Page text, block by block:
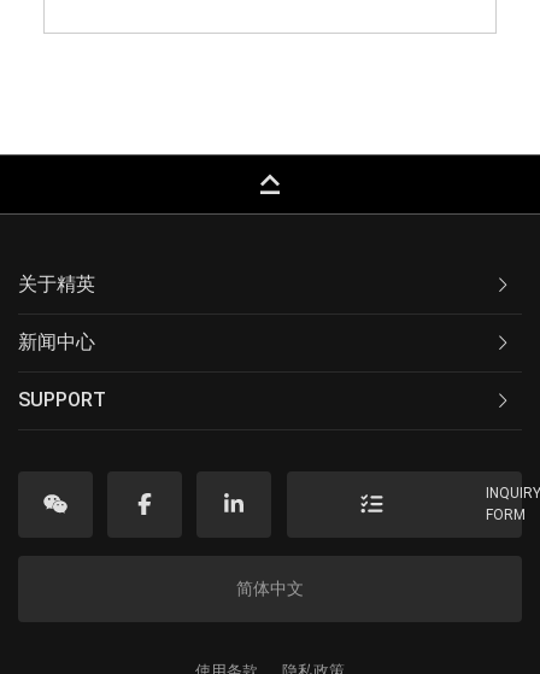
keyboard_capslock
关于精英
新闻中心
SUPPORT
FORM
简体中文